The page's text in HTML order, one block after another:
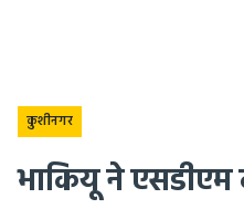
कुशीनगर
भाकियू ने एसडीएम